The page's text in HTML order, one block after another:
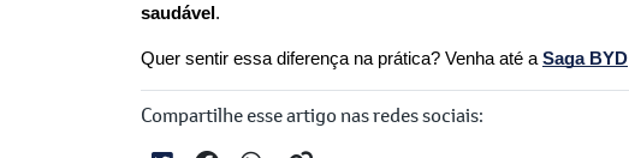
saudável .
Quer sentir essa diferença na prática? Venha até a Saga BYD
Compartilhe esse artigo nas redes sociais: